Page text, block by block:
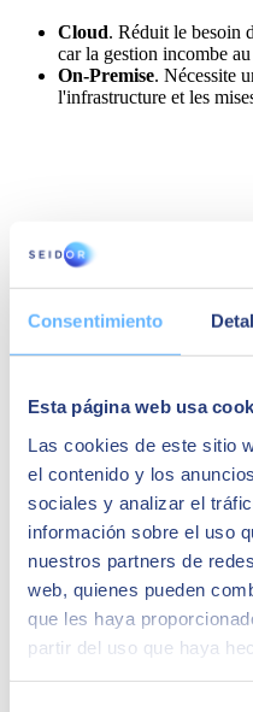
Consentimiento
Esta página web usa
Las cookies de este sitio
el contenido y los
sociales y analizar el
información sobre el uso
nuestros partners de
web, quienes pueden
que les haya
partir del uso que haya
Cloud. Réduit le besoin
car la gestion incombe
On-Premise. Nécessite
l'infrastructure et les
Sécurité et continuité
Cloud. Il est nécessaire
avec le fournisseur et
applique. Aussi dans sa
service.
Sur site. Dans ce cas,
la sécurité et la
également une plus